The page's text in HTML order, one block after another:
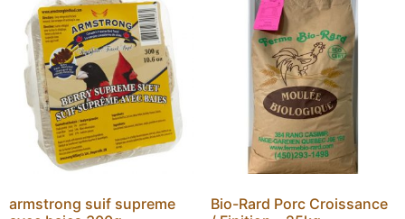
armstrong suif supreme
Bio-Rard Porc Croissance